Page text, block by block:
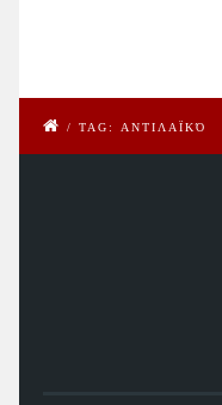
/ TAG: ΑΝΤΙΛΑΪΚΌ